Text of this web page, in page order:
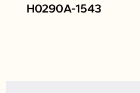
H0290A-1543